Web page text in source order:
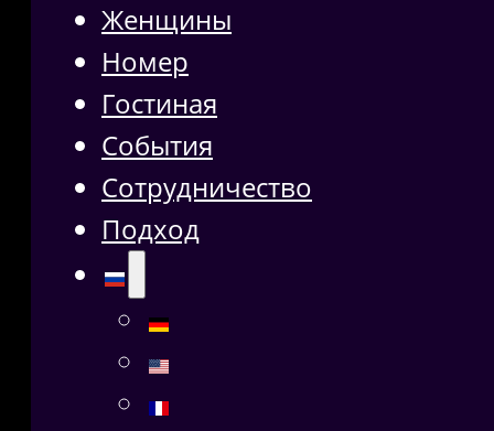
Женщины
Номер
Гостиная
События
Сотрудничество
Подход